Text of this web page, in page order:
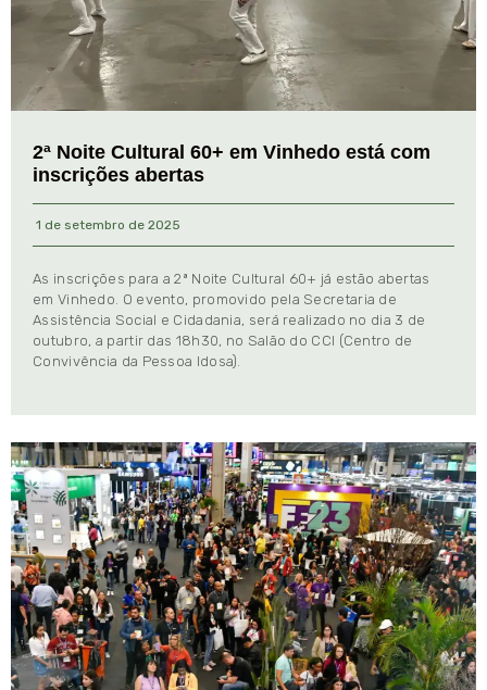
2ª Noite Cultural 60+ em Vinhedo está com
inscrições abertas
1 de setembro de 2025
As inscrições para a 2ª Noite Cultural 60+ já estão abertas
em Vinhedo. O evento, promovido pela Secretaria de
Assistência Social e Cidadania, será realizado no dia 3 de
outubro, a partir das 18h30, no Salão do CCI (Centro de
Convivência da Pessoa Idosa).